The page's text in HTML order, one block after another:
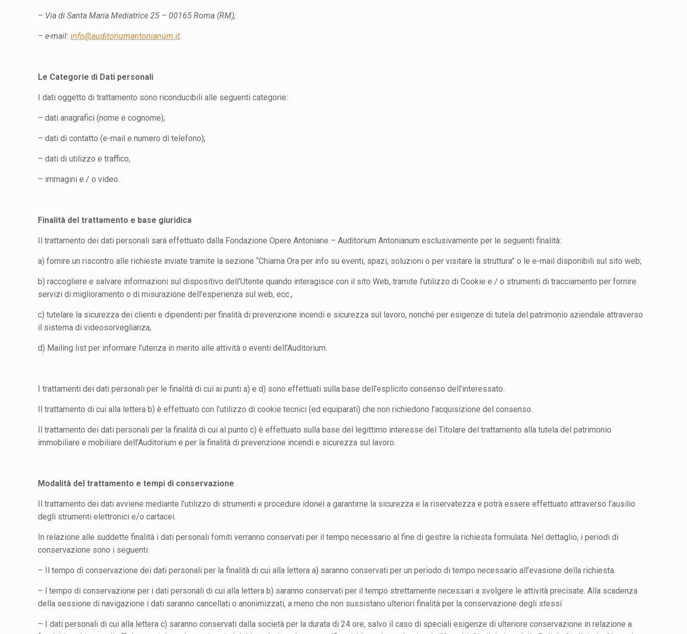
– Via di Santa Maria Mediatrice 25 – 00165 Roma (RM);
– e-mail:info@auditoriumantonianum.it.
Le Categorie di Dati personali
I dati oggetto di trattamento sono riconducibili alle seguenti categorie:
–dati anagrafici (nome e cognome);
–dati di contatto (e-mail e numero di telefono);
–dati di utilizzo e traffico,
– immagini e / o video.
Finalità del trattamento e base giuridica
Il trattamento dei dati personali sarà effettuato dalla Fondazione Opere Antoniane – Auditorium Antonianum esclusivamente per le seguenti finalità:
a) fornire un riscontro alle richieste inviate tramite la sezione “Chiama Ora per info su eventi, spazi, soluzioni o per visitare la struttura” o le e-mail disponibili sul sito web;
b) raccogliere e salvare informazioni sul dispositivo dell’Utente quando interagisce con il sito Web, tramite l’utilizzo di Cookie e / o strumenti di tracciamento per fornire
servizi di miglioramento o di misurazione dell’esperienza sul web, ecc.,
c) tutelare la sicurezza dei clienti e dipendenti per finalità di prevenzione incendi e sicurezza sul lavoro, nonché per esigenze di tutela del patrimonio aziendale attraverso
il sistema di videosorveglianza,
d) Mailing list per informare l’utenza in merito alle attività o eventi dell’Auditorium.
I trattamenti dei dati personali per le finalità di cui ai punti a) e d) sono effettuati sulla base dell’esplicito consenso dell’interessato.
Il trattamento di cui alla lettera b) è effettuato con l’utilizzo di cookie tecnici (ed equiparati) che non richiedono l’acquisizione del consenso.
Il trattamento dei dati personali per la finalità di cui al punto c) è effettuato sulla base del legittimo interesse del Titolare del trattamento alla tutela del patrimonio
immobiliare e mobiliare dell’Auditorium e per la finalità di prevenzione incendi e sicurezza sul lavoro.
Modalità del trattamento e tempi di conservazione
Il trattamento dei dati avviene mediante l’utilizzo di strumenti e procedure idonei a garantirne la sicurezza e la riservatezza e potrà essere effettuato attraverso l’ausilio
degli strumenti elettronici e/o cartacei.
In relazione alle suddette finalità i dati personali forniti verranno conservati per il tempo necessario al fine di gestire la richiesta formulata. Nel dettaglio, i periodi di
conservazione sono i seguenti:
– Il tempo di conservazione dei dati personali per la finalità di cui alla lettera a) saranno conservati per un periodo di tempo necessario all’evasione della richiesta.
– l tempo di conservazione per i dati personali di cui alla lettera b) saranno conservati per il tempo strettamente necessari a svolgere le attività precisate. Alla scadenza
della sessione di navigazione i dati saranno cancellati o anonimizzati, a meno che non sussistano ulteriori finalità per la conservazione degli stessi
– I dati personali di cui alla lettera c) saranno conservati dalla società per la durata di 24 ore, salvo il caso di speciali esigenze di ulteriore conservazione in relazione a